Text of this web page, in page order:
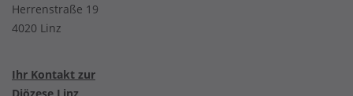
Herrenstraße 19
4020 Linz
Ihr Kontakt zur